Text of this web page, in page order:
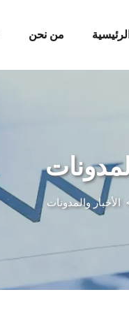
من نحن
الأخبار والمدونات